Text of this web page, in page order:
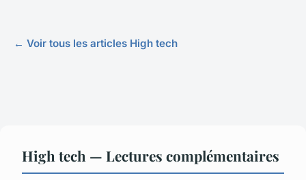
← Voir tous les articles High tech
High tech — Lectures complémentaires